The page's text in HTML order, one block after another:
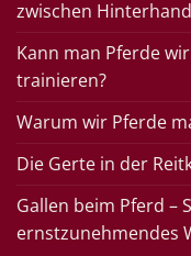
zwischen
Kann man Pferde
trainieren?
Warum wir Pferde
Die Gerte in der
Gallen beim Pferd –
ernstzunehmendes